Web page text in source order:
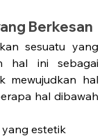
Berkesan
sesuatu yang
hal ini sebagai
mewujudkan hal
hal dibawah
estetik